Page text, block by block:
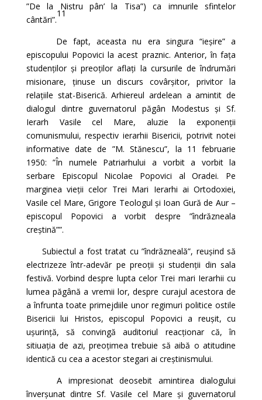
”De la Nistru pân’ la Tisa”) ca imnurile sfintelor
cântări”.
11
De fapt, aceasta nu era singura “ieșire” a
episcopului Popovici la acest praznic. Anterior, în fața
studenților și preoților aflați la cursurile de îndrumări
misionare, ținuse un discurs covârșitor, privitor la
relațiile stat-Biserică. Arhiereul ardelean a amintit de
dialogul dintre guvernatorul păgân Modestus și Sf.
Ierarh Vasile cel Mare, aluzie la exponenții
comunismului, respectiv ierarhii Bisericii, potrivit notei
informative date de ”M. Stănescu”, la 11 februarie
1950: ”În numele Patriarhului a vorbit a vorbit la
serbare Episcopul Nicolae Popovici al Oradei. Pe
marginea vieții celor Trei Mari Ierarhi ai Ortodoxiei,
Vasile cel Mare, Grigore Teologul și Ioan Gură de Aur –
episcopul Popovici a vorbit despre ”îndrăzneala
creștină””.
Subiectul a fost tratat cu ”îndrăzneală”, reușind să
electrizeze într-adevăr pe preoții și studenții din sala
festivă. Vorbind despre lupta celor Trei mari Ierarhii cu
lumea păgână a vremii lor, despre curajul acestora de
a înfrunta toate primejdiile unor regimuri politice ostile
Bisericii lui Hristos, episcopul Popovici a reușit, cu
ușurință, să convingă auditoriul reacționar că, în
sitiuația de azi, preoțimea trebuie să aibă o atitudine
identică cu cea a acestor stegari ai creștinismului.
A impresionat deosebit amintirea dialogului
înverșunat dintre Sf. Vasile cel Mare și guvernatorul